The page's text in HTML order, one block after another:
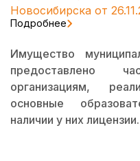
Новосибирска от
Подробнее
Имущество
предоставлено
организациям,
основные
наличии у них лицензии.